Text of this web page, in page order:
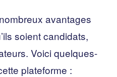
avantages
soient candidats,
Voici quelques-
plateforme :